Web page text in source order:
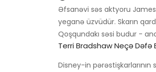
Əfsanəvi səs aktyoru
yeganə üzvüdür. Skarın
Qoşqundakı səsi budur -
Terri Bradshaw Neçə Dəfə
Disney-in